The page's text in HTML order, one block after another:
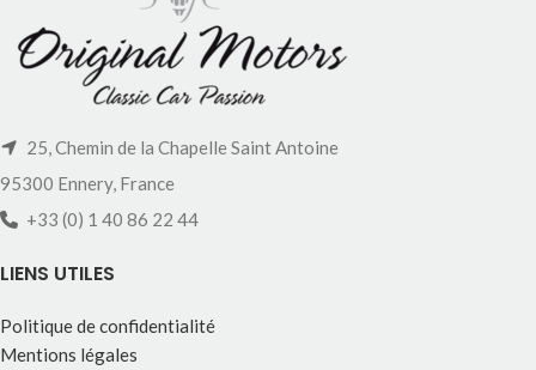
25, Chemin de la Chapelle Saint Antoine
95300 Ennery, France
+33 (0) 1 40 86 22 44
LIENS UTILES
Politique de confidentialité
Mentions légales